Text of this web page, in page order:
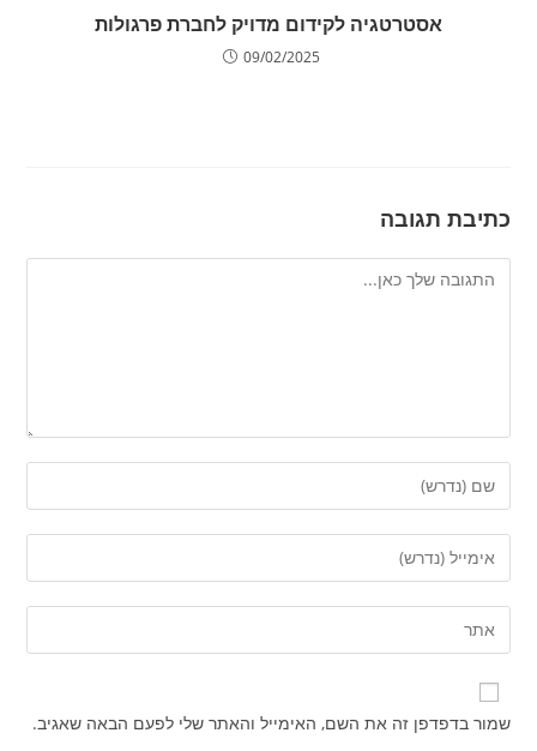
אסטרטגיה לקידום מדויק לחברת פרגולות
09/02/2025
כתיבת תגובה
להגיב
את
השם
שלך
שם
משתמש
כדי
להגיב
את
כתובת
דואר
שלך
כדי
את
כתובת
אתר
שמור בדפדפן זה את השם, האימייל והאתר שלי לפעם הבאה שאגיב.